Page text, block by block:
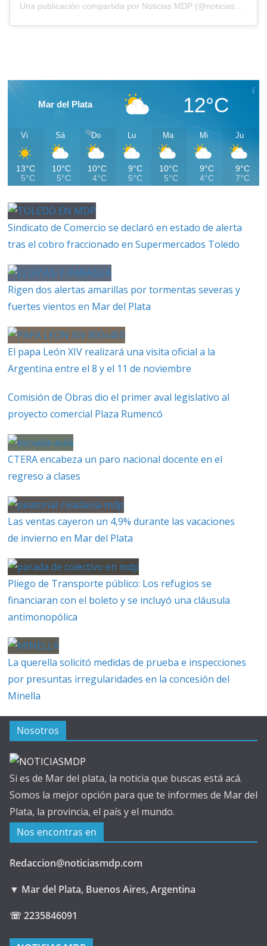
Una publicación compartida por Noticias MDP (@noticiasmdp)
Mar del Plata 12°C
Vi
13°C
5°C
Sá
10°C
5°C
Do
10°C
4°C
Lu
9°C
5°C
Ma
10°C
5°C
Mi
9°C
4°C
Ju
9°C
7°C
Sindicato de Comercio se declaró en estado de alerta
tras el cobro fraccionado en Supermercados Toledo
Rigen dos alertas amarillas por tormentas severas y
fuertes vientos en Mar del Plata
El papa León XIV realizará una visita oficial a la
Argentina entre el 8 y el 11 de noviembre
Comisión de Obras dio el primer aval legislativo al
proyecto comercial Plaza Rumencó
CTERA encabeza un paro nacional docente en el
regreso a clases
Las ventas cayeron un 4,9% durante las vacaciones
de invierno en Mar del Plata
Pliego de Transporte público: Los refugios se
financiaran con el boleto y se incluyó una cláusula
antimonopólica
La querella solicitó medidas de prueba e inspecciones
por presuntas irregularidades en la concesión del
Minella
Nosotros
Si es de Mar del plata, la noticia que buscas está acá.
Somos la mejor opción para que te informes de Mar del
Plata, la provincia, el país y el mundo.
Nos encontras en
Redaccion@noticiasmdp.com
▼ Mar del Plata, Buenos Aires, Argentina
☏ 2235846091